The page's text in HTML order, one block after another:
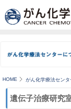
HOME がん化学療法センタ
遺伝子治療研究